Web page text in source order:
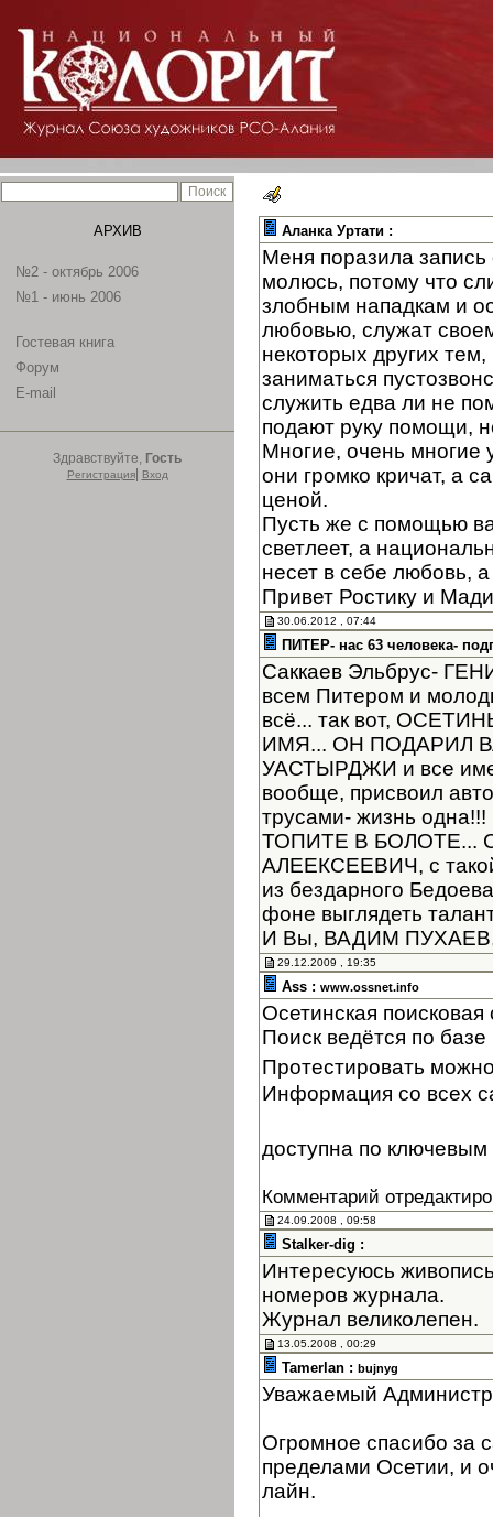
АРХИВ
№2 - октябрь 2006
№1 - июнь 2006
Гостевая книга
Форум
E-mail
Здравствуйте, Гость
Регистрация| Вход
Аланка Уртати :
Меня поразила
молюсь, потому что
злобным нападкам и
любовью, служат
некоторых других
заниматься
служить едва ли не
подают руку помощи,
Многие, очень многие
они громко кричат, а
ценой.
Пусть же с помощью
светлеет, а
несет в себе любовь,
Привет Ростику и
30.06.2012 , 07:44
ПИТЕР- нас 63 человека-
Саккаев Эльбрус-
всем Питером и
всё... так вот,
ИМЯ... ОН ПОДАРИЛ
УАСТЫРДЖИ и все
вообще, присвоил
трусами- жизнь
ТОПИТЕ В БОЛОТЕ...
АЛЕЕКСЕЕВИЧ, с такой
из бездарного
фоне выглядеть
И Вы, ВАДИМ ПУХАЕВ,
29.12.2009 , 19:35
Ass : www.ossnet.info
Осетинская
Поиск ведётся по
Протестировать
Информация со всех
доступна по
Комментарий
24.09.2008 , 09:58
Stalker-dig :
Интересуюсь
номеров журнала.
Журнал великолепен.
13.05.2008 , 00:29
Tamerlan : bujnyg
Уважаемый
Огромное спасибо за
пределами Осетии, и
лайн.